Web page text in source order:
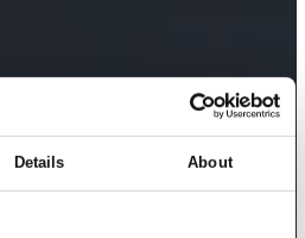
Details About